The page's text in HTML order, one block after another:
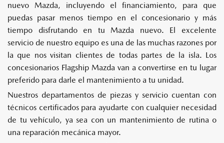
nuevo Mazda, incluyendo el financiamiento, para que
puedas pasar menos tiempo en el concesionario y más
tiempo disfrutando en tu Mazda nuevo. El excelente
servicio de nuestro equipo es una de las muchas razones por
la que nos visitan clientes de todas partes de la isla. Los
concesionarios Flagship Mazda van a convertirse en tu lugar
preferido para darle el mantenimiento a tu unidad.
Nuestros departamentos de piezas y servicio cuentan con
técnicos certificados para ayudarte con cualquier necesidad
de tu vehículo, ya sea con un mantenimiento de rutina o
una reparación mecánica mayor.